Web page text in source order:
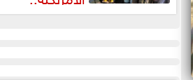
وواشنطن تسحب ذخائر من آسيا